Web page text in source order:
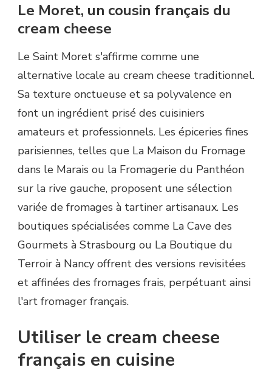
Le Moret, un cousin français du
cream cheese
Le Saint Moret s'affirme comme une
alternative locale au cream cheese traditionnel.
Sa texture onctueuse et sa polyvalence en
font un ingrédient prisé des cuisiniers
amateurs et professionnels. Les épiceries fines
parisiennes, telles que La Maison du Fromage
dans le Marais ou la Fromagerie du Panthéon
sur la rive gauche, proposent une sélection
variée de fromages à tartiner artisanaux. Les
boutiques spécialisées comme La Cave des
Gourmets à Strasbourg ou La Boutique du
Terroir à Nancy offrent des versions revisitées
et affinées des fromages frais, perpétuant ainsi
l'art fromager français.
Utiliser le cream cheese
français en cuisine